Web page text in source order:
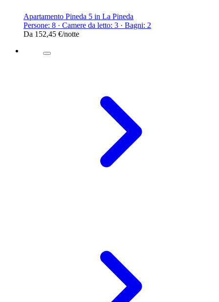
Apartamento Pineda 5 in La Pineda
Persone: 8 · Camere da letto: 3 · Bagni: 2
Da 152,45 €/notte